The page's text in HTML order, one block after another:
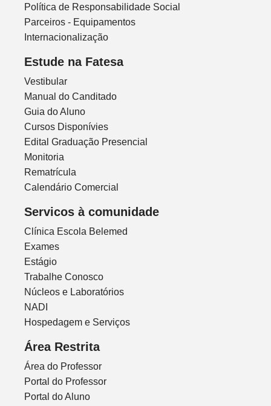
Política de Responsabilidade Social
Parceiros - Equipamentos
Internacionalização
Estude na Fatesa
Vestibular
Manual do Canditado
Guia do Aluno
Cursos Disponívies
Edital Graduação Presencial
Monitoria
Rematrícula
Calendário Comercial
Servicos à comunidade
Clínica Escola Belemed
Exames
Estágio
Trabalhe Conosco
Núcleos e Laboratórios
NADI
Hospedagem e Serviços
Área Restrita
Área do Professor
Portal do Professor
Portal do Aluno